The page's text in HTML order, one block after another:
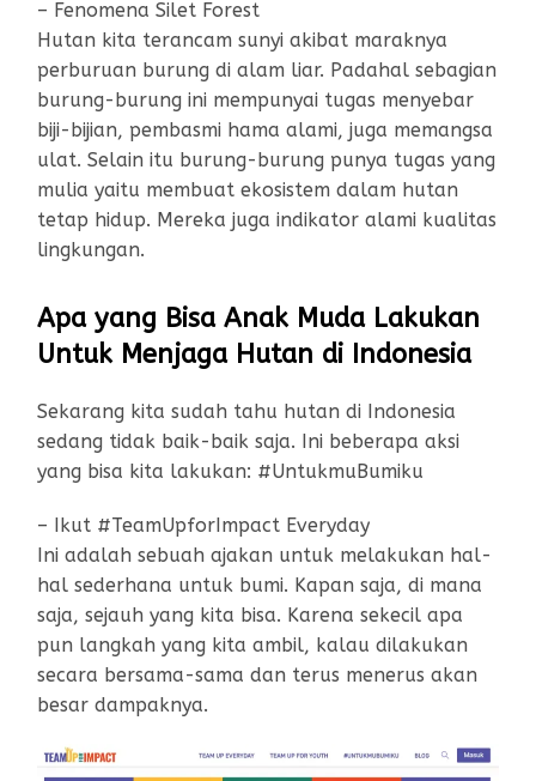
– Fenomena Silet Forest
Hutan kita terancam sunyi akibat maraknya
perburuan burung di alam liar. Padahal sebagian
burung-burung ini mempunyai tugas menyebar
biji-bijian, pembasmi hama alami, juga memangsa
ulat. Selain itu burung-burung punya tugas yang
mulia yaitu membuat ekosistem dalam hutan
tetap hidup. Mereka juga indikator alami kualitas
lingkungan.
Apa yang Bisa Anak Muda Lakukan
Untuk Menjaga Hutan di Indonesia
Sekarang kita sudah tahu hutan di Indonesia
sedang tidak baik-baik saja. Ini beberapa aksi
yang bisa kita lakukan: #UntukmuBumiku
– Ikut #TeamUpforImpact Everyday
Ini adalah sebuah ajakan untuk melakukan hal-
hal sederhana untuk bumi. Kapan saja, di mana
saja, sejauh yang kita bisa. Karena sekecil apa
pun langkah yang kita ambil, kalau dilakukan
secara bersama-sama dan terus menerus akan
besar dampaknya.